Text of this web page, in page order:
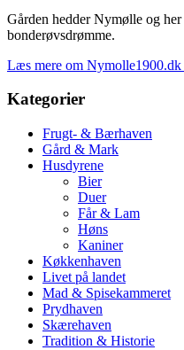
Gården hedder Nymølle og
bonderøvsdrømme.
Læs mere om Nymolle1900.dk
Kategorier
Frugt- & Bærhaven
Gård & Mark
Husdyrene
Bier
Duer
Får & Lam
Høns
Kaniner
Køkkenhaven
Livet på landet
Mad & Spisekammeret
Prydhaven
Skærehaven
Tradition & Historie